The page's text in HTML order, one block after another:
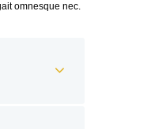
omnesque nec.